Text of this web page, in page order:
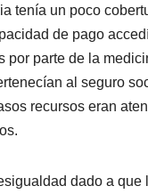
tenía un poco
de pago
por parte de la
al seguro
recursos eran
dado a que